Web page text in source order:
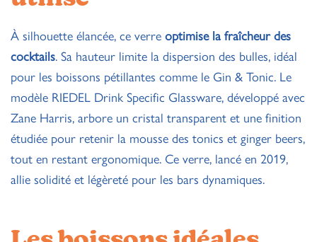
À silhouette élancée, ce verre optimise la fraîcheur des
cocktails. Sa hauteur limite la dispersion des bulles, idéal
pour les boissons pétillantes comme le Gin & Tonic. Le
modèle RIEDEL Drink Specific Glassware, développé avec
Zane Harris, arbore un cristal transparent et une finition
étudiée pour retenir la mousse des tonics et ginger beers,
tout en restant ergonomique. Ce verre, lancé en 2019,
allie solidité et légèreté pour les bars dynamiques.